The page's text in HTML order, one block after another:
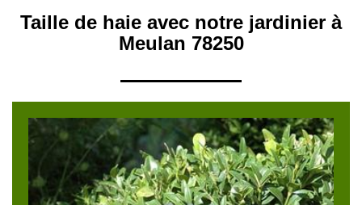
Taille de haie avec notre jardinier à
Meulan 78250